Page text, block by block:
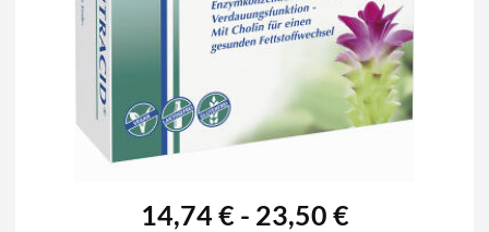
14,74 € - 23,50 €